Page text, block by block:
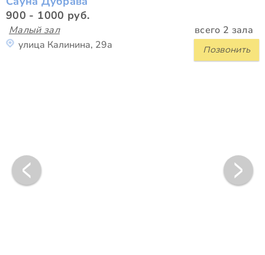
900 - 1000 руб.
Малый зал всего 2 зала
Позвонить
улица Калинина, 29а